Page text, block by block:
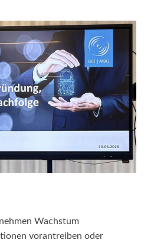
Wachstum
vorantreiben oder